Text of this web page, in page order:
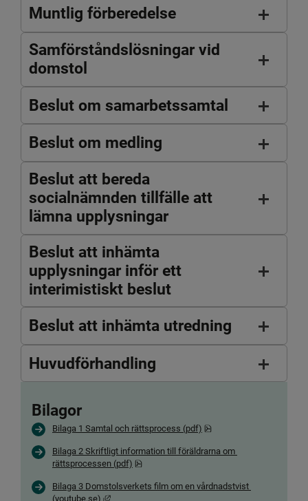
Muntlig förberedelse
Samförståndslösningar vid
domstol
Beslut om samarbetssamtal
Beslut om medling
Beslut att bereda
socialnämnden tillfälle att
lämna upplysningar
Beslut att inhämta
upplysningar inför ett
interimistiskt beslut
Beslut att inhämta utredning
Huvudförhandling
Bilagor
Bilaga 1 Samtal och rättsprocess (pdf) pdf, 73.1 kB.
Bilaga 2 Skriftligt information till föräldrarna om
rättsprocessen (pdf)
pdf, 544.1 kB.
Bilaga 3 Domstolsverkets film om en vårdnadstvist
(youtube.se)
Länk till annan webbplats, öppnas i nytt fönster.